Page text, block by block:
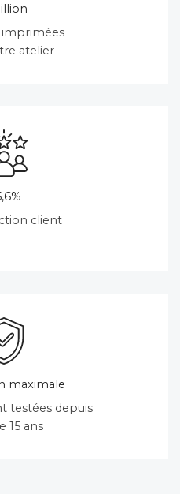
imprimées
atelier
client
maximale
testées depuis
15 ans